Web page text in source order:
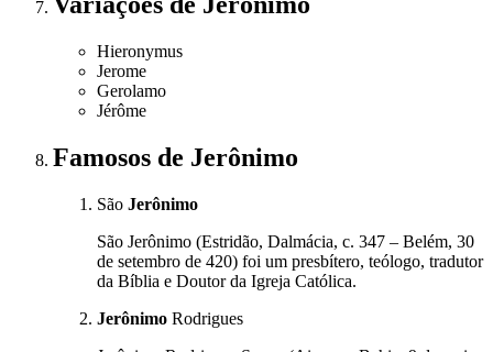
Hieronymus
Jerome
Gerolamo
Jérôme
Famosos de Jerônimo
São Jerônimo
São Jerônimo (Estridão, Dalmácia, c. 347 – Belém, 30
de setembro de 420) foi um presbítero, teólogo, tradutor
da Bíblia e Doutor da Igreja Católica.
Jerônimo Rodrigues